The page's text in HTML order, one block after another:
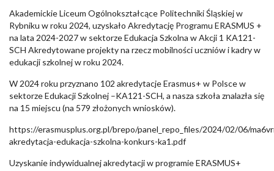
Akademickie Liceum Ogólnokształcące Politechniki Śląskiej w
Rybniku w roku 2024, uzyskało Akredytację Programu ERASMUS +
na lata 2024-2027 w sektorze Edukacja Szkolna w Akcji 1 KA121-
SCH Akredytowane projekty na rzecz mobilności uczniów i kadry w
edukacji szkolnej w roku 2024.
W 2024 roku przyznano 102 akredytacje Erasmus+ w Polsce w
sektorze Edukacji Szkolnej –KA121-SCH, a nasza szkoła znalazła się
na 15 miejscu (na 579 złożonych wniosków).
https://erasmusplus.org.pl/brepo/panel_repo_files/2024/02/06/
akredytacja-edukacja-szkolna-konkurs-ka1.pdf
Uzyskanie indywidualnej akredytacji w programie ERASMUS+